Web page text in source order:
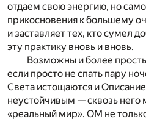
отдаем свою энергию, но
прикосновения к большему
и заставляет тех, кто сумел
эту практику вновь и вновь.
Возможны и более
если просто не спать пару
Света истощаются и
неустойчивым — сквозь него
«реальный мир». ОМ не